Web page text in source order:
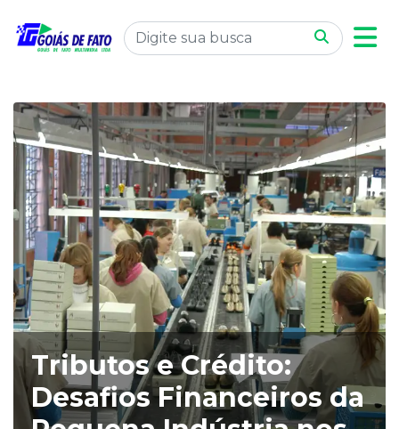
Tributos e Crédito:
Desafios Financeiros da